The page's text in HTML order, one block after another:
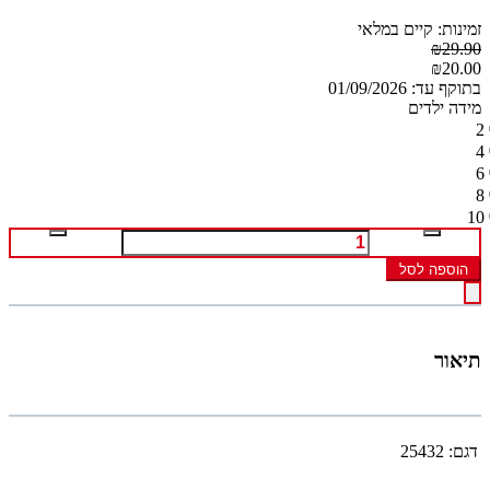
זמינות: קיים במלאי
₪29.90
₪20.00
בתוקף עד: 01/09/2026
מידה ילדים
2
4
6
8
10
הוספה לסל
תיאור
דגם: 25432